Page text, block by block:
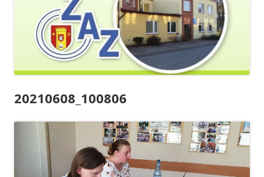
20210608_100806